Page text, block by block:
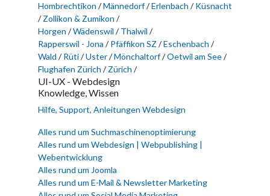
Hombrechtikon /Männedorf/Erlenbach /Küsnacht
/Zollikon & Zumikon /
Horgen /Wädenswil /Thalwil /
Rapperswil - Jona /Pfäffikon SZ /Eschenbach /
Wald /Rüti/Uster/Mönchaltorf/Oetwil am See/
Flughafen Zürich /Zürich /
UI-UX - Webdesign
Knowledge, Wissen
Hilfe, Support, Anleitungen Webdesign
Alles rund um Suchmaschinenoptimierung
Alles rund um Webdesign | Webpublishing |
Webentwicklung
Alles rund um Joomla
Alles rund um E-Mail & Newsletter Marketing